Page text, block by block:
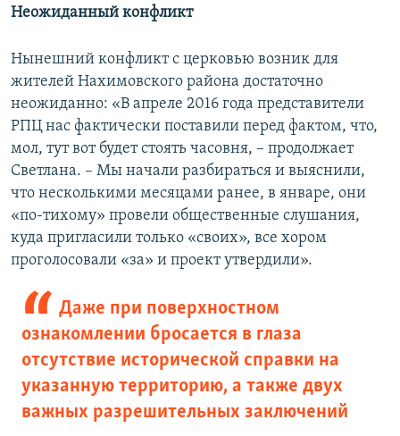
Неожиданный конфликт
Нынешний конфликт с церковью возник для
жителей Нахимовского района достаточно
неожиданно: «В апреле 2016 года представители
РПЦ нас фактически поставили перед фактом, что,
мол, тут вот будет стоять часовня, – продолжает
Светлана. – Мы начали разбираться и выяснили,
что несколькими месяцами ранее, в январе, они
«по-тихому» провели общественные слушания,
куда пригласили только «своих», все хором
проголосовали «за» и проект утвердили».
Даже при поверхностном
ознакомлении бросается в глаза
отсутствие исторической справки на
указанную территорию, а также двух
важных разрешительных заключений